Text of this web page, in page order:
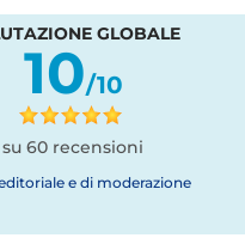
GLOBALE
10/10
su 60 recensioni
e di moderazione